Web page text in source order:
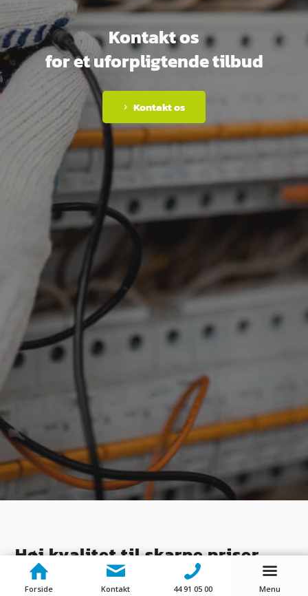
Kontakt os
for et uforpligtende tilbud
Kontakt os
Høj kvalitet til skarpe priser
Vi er af den overbevisning, at det ikke skal være dyrt at få
Forside Kontakt 44 91 05 00 Menu